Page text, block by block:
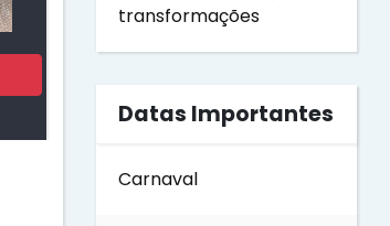
transformações
Datas Importantes
Carnaval